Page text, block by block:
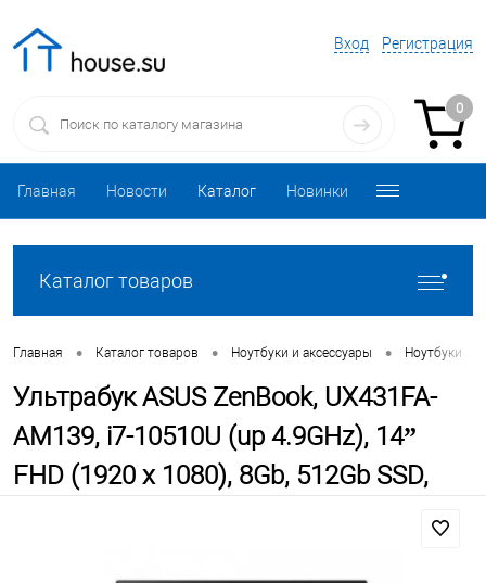
Вход Регистрация
0
Главная Новости Каталог Новинки
Каталог товаров
Главная • Каталог товаров • Ноутбуки и аксессуары • Ноутбуки
Ультрабук ASUS ZenBook, UX431FA-
AM139, i7-10510U (up 4.9GHz), 14”
FHD (1920 x 1080), 8Gb, 512Gb SSD,